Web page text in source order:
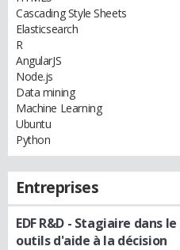
Cascading Style Sheets
Elasticsearch
R
AngularJS
Node.js
Data mining
Machine Learning
Ubuntu
Python
Entreprises
EDF R&D - Stagiaire dans
outils d'aide à la décision